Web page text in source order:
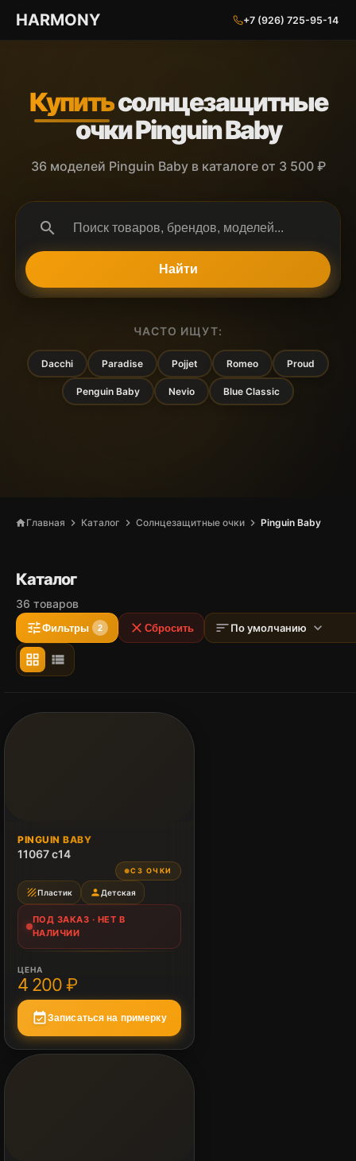
ГАРМОНИЯ ГЛАЗ
HARMONY +7 (926) 725-95-14
Купитьсолнцезащитные
очки Pinguin Baby
36 моделей Pinguin Baby в каталоге от 3 500 ₽
search
Найти
ЧАСТО ИЩУТ:
Dacchi Paradise Pojjet Romeo Proud
Penguin Baby Nevio Blue Classic
homeГлавная chevron_right Каталог chevron_right Солнцезащитные очки chevron_right Pinguin Baby
Каталог
36 товаров
tuneФильтры 2 close Сбросить sortПо умолчанию
expand_more
grid_view
view_list
ПОД ЗАКАЗ
Нет в наличии
PINGUIN BABY
11067 c14
●СЗ ОЧКИ
textureПластик person Детская
ПОД ЗАКАЗ · НЕТ В
НАЛИЧИИ
ЦЕНА
4 200 ₽
event_availableЗаписаться на примерку